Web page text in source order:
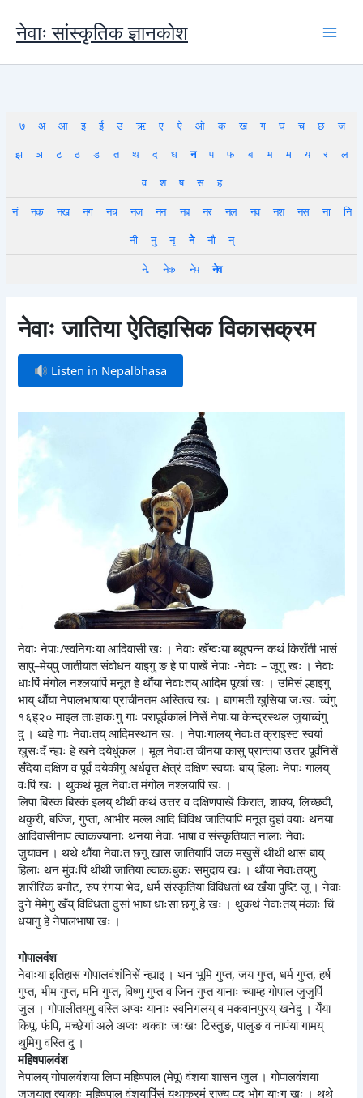
content
नेवाः सांस्कृतिक ज्ञानकोश
७ अ आ इ ई उ ऋ ए ऐ ओ क ख ग घ च छ
ज
झ
ञ ट ठ ड त थ द ध न प फ ब भ म य र
ल
व
श ष स
ह
नं
नक नख नग नच नज नन नब नर नल नव नश नस ना
नि
नी
नु नृ ने नौ
न्
ने.
नेक नेप नेव
नेवाः जातिया ऐतिहासिक विकासक्रम
Listen in Nepalbhasa
नेवाः नेपाः/स्वनिगःया आदिवासी खः । नेवाः खँग्वःया ब्यूत्पन्न कथं किराँती भासं
सापु–मेय्‌पु जातीयात संवोधन याइगु ङ हे पा पाखें नेपाः -नेवाः – जूगु खः । नेवाः
धाःपिं मंगोल नश्लयापिं मनूत हे थौंया नेवाःतय् आदिम पूर्खा खः । उमिसं ल्हाइगु
भाय् थौंया नेपालभाषाया प्राचीनतम अस्तित्व खः । बागमती खुसिया जःखः च्वंगु
१६ह्२० माइल ताःहाकःगु गाः परापूर्वकालं निसें नेपाःया केन्द्रस्थल जुयाच्वंगु
दु । थ्वहे गाः नेवाःतय् आदिमस्थान खः । नेपाःगालय् नेवाःत क्राइस्ट स्वयां
खुसःदँ न्ह्यः हे खने दयेधुंकल । मूल नेवाःत चीनया कासु प्रान्तया उत्तर पूर्वंनिसें
सँदेया दक्षिण व पूर्व दयेकीगु अर्धवृत्त क्षेत्रं दक्षिण स्वयाः बाय् हिलाः नेपाः गालय्
वःपिं खः । थुकथं मूल नेवाःत मंगोल नश्लयापिं खः ।
लिपा बिस्कं बिस्कं इलय् थीथी कथं उत्तर व दक्षिणपाखें किरात, शाक्य, लिच्छवी,
थकुरी, बज्जि, गुप्ता, आभीर मल्ल आदि विविध जातियापिं मनूत दुहां वयाः थनया
आदिवासीनाप ल्वाकज्यानाः थनया नेवाः भाषा व संस्कृतियात नालाः नेवाः
जुयावन । थथे थौंया नेवाःत छगू खास जातियापिं जक मखुसें थीथी थासं बाय्
हिलाः थन मुंवःपिं थीथी जातिया ल्वाकःबुकः समुदाय खः । थौंया नेवाःतय्‌गु
शारीरिक बनौट, रुप रंगया भेद, धर्म संस्कृतिया विविधतां थ्व खँया पुष्टि जू । नेवाः
दुने मेमेगु खँय् विविधता दुसां भाषा धाःसा छगू हे खः । थुकथं नेवाःतय् मंकाः चिं
धयागु हे नेपालभाषा खः ।
गोपालवंश
नेवाःया इतिहास गोपालवंशंनिसें न्ह्याइ । थन भूमि गुप्त, जय गुप्त, धर्म गुप्त, हर्ष
गुप्त, भीम गुप्त, मनि गुप्त, विष्णु गुप्त व जिन गुप्त यानाः च्याम्ह गोपाल जुजुपिं
जुल । गोपालीतय्‌गु वस्ति अप्वः यानाः स्वनिगलय् व मकवानपुरय् खनेदु । येँया
किपू, फंपि, मच्छेगां अले अप्वः थक्वाः जःखः टिस्तुङ, पालुङ व नापंया गामय्
थुमिगु वस्ति दु ।
महिषपालवंश
नेपालय् गोपालवंशया लिपा महिषपाल (मेपू) वंशया शासन जुल । गोपालवंशया
जुजुयात त्याकाः महिषपाल वंशयापिंसं यथाक्रमं राज्य पद भोग याःगु खः । थथे